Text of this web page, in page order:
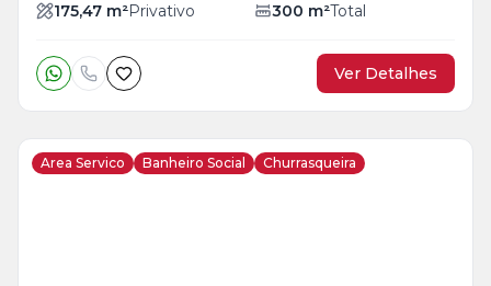
175,47 m²Privativo 300 m²Total
Ver Detalhes
Area Servico Banheiro Social Churrasqueira